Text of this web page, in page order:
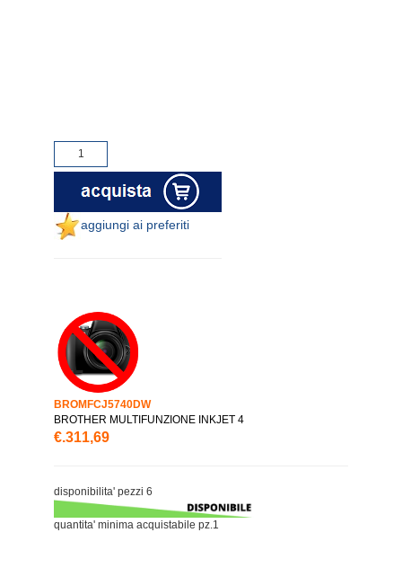
aggiungi ai preferiti
BROMFCJ5740DW
BROTHER MULTIFUNZIONE INKJET 4
€.311,69
disponibilita' pezzi 6
quantita' minima acquistabile pz.1